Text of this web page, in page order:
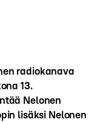
radiokanava
13.
Nelonen
lisäksi Nelonen